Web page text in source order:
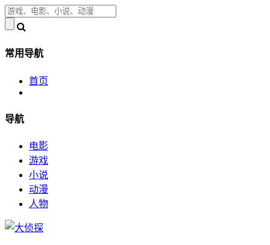
常用导航
首页
导航
电影
游戏
小说
动漫
人物